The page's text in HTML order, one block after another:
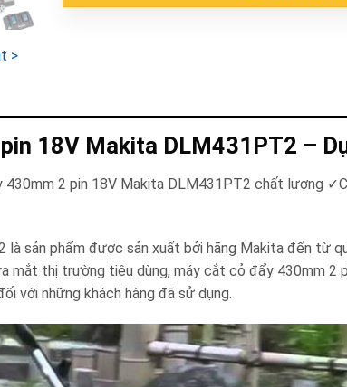
>
18V Makita DLM431PT2 –
2 pin 18V Makita DLM431PT2 chất lượng
sản phẩm được sản xuất bởi hãng Makita đến từ
mắt thị trường tiêu dùng, máy cắt cỏ đẩy 430mm 2
với những khách hàng đã sử dụng.